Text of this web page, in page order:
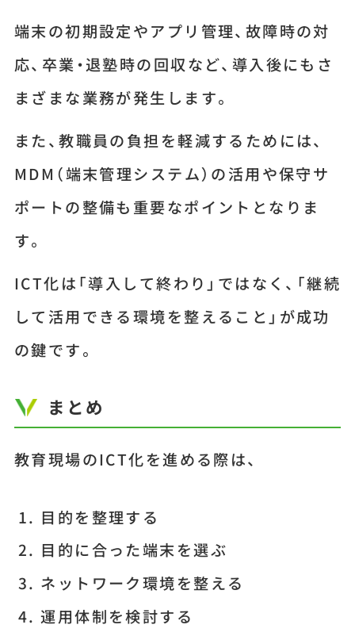
端末の初期設定やアプリ管理、故障時の対
応、卒業・退塾時の回収など、導入後にもさ
まざまな業務が発生します。
また、教職員の負担を軽減するためには、
MDM（端末管理システム）の活用や保守サ
ポートの整備も重要なポイントとなりま
す。
ICT化は「導入して終わり」ではなく、「継続
して活用できる環境を整えること」が成功
の鍵です。
まとめ
教育現場のICT化を進める際は、
目的を整理する
目的に合った端末を選ぶ
ネットワーク環境を整える
運用体制を検討する